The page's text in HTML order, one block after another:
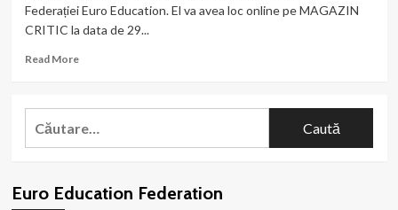
Federației Euro Education. El va avea loc online pe MAGAZIN
CRITIC la data de 29...
Read MoreRead
Gala
premiilor
online
Caută
Euro Education Federation